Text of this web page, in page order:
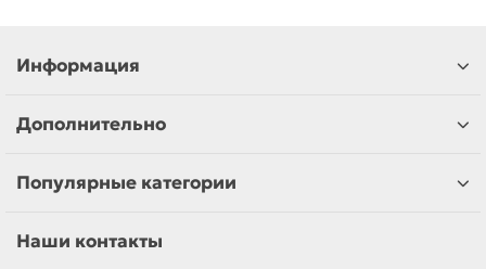
Информация
Дополнительно
Популярные категории
Наши контакты